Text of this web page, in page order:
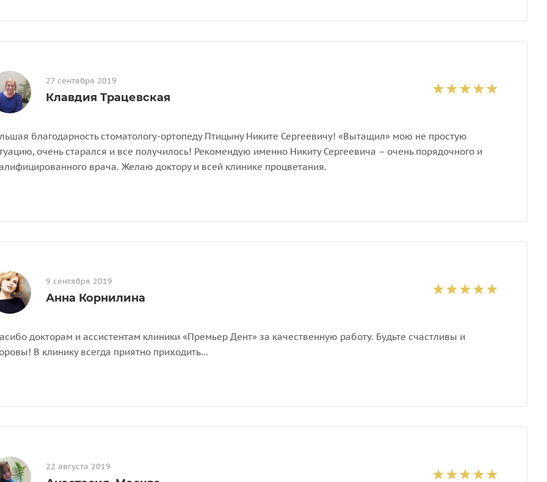
27 сентября 2019
Клавдия Трацевская
благодарность стоматологу-ортопеду Птицыну Никите Сергеевичу! «Вытащил» мою не простую
очень старался и все получилось! Рекомендую именно Никиту Сергеевича – очень порядочного и
врача. Желаю доктору и всей клинике процветания.
9 сентября 2019
Анна Корнилина
докторам и ассистентам клиники «Премьер Дент» за качественную работу. Будьте счастливы и
В клинику всегда приятно приходить…
22 августа 2019